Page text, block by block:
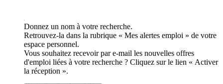
Donnez un nom à votre recherche.
Retrouvez-la dans la rubrique « Mes alertes emploi » de votre
espace personnel.
Vous souhaitez recevoir par e-mail les nouvelles offres
d'emploi liées à votre recherche ? Cliquez sur le lien « Activer
la réception ».